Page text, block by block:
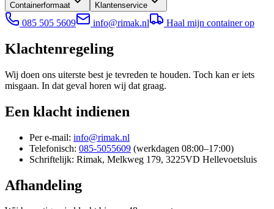
Containerformaat Klantenservice
085 505 5609 info@rimak.nl Haal mijn container op
Klachtenregeling
Wij doen ons uiterste best je tevreden te houden. Toch kan er iets
misgaan. In dat geval horen wij dat graag.
Een klacht indienen
Per e-mail: info@rimak.nl
Telefonisch: 085-5055609 (werkdagen 08:00–17:00)
Schriftelijk: Rimak, Melkweg 179, 3225VD Hellevoetsluis
Afhandeling